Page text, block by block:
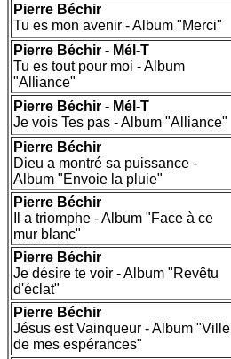
Pierre Béchir
Tu es mon avenir - Album "Merci"
Pierre Béchir - Mél-T
Tu es tout pour moi - Album
"Alliance"
Pierre Béchir - Mél-T
Je vois Tes pas - Album "Alliance"
Pierre Béchir
Dieu a montré sa puissance -
Album "Envoie la pluie"
Pierre Béchir
Il a triomphe - Album "Face à ce
mur blanc"
Pierre Béchir
Je désire te voir - Album "Revêtu
d'éclat"
Pierre Béchir
Jésus est Vainqueur - Album "Ville
de mes espérances"